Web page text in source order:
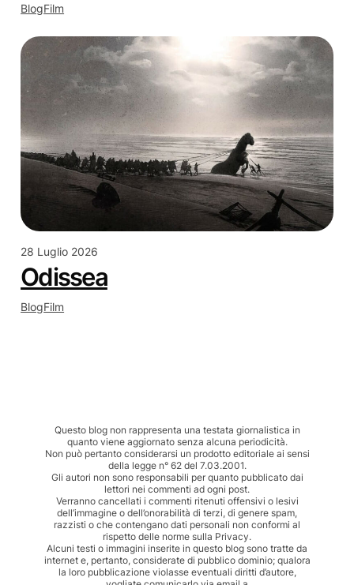
BlogFilm
28 Luglio 2026
Odissea
BlogFilm
Questo blog non rappresenta una testata giornalistica in
quanto viene aggiornato senza alcuna periodicità.
Non può pertanto considerarsi un prodotto editoriale ai sensi
della legge n° 62 del 7.03.2001.
Gli autori non sono responsabili per quanto pubblicato dai
lettori nei commenti ad ogni post.
Verranno cancellati i commenti ritenuti offensivi o lesivi
dell’immagine o dell’onorabilità di terzi, di genere spam,
razzisti o che contengano dati personali non conformi al
rispetto delle norme sulla Privacy.
Alcuni testi o immagini inserite in questo blog sono tratte da
internet e, pertanto, considerate di pubblico dominio; qualora
la loro pubblicazione violasse eventuali diritti d’autore,